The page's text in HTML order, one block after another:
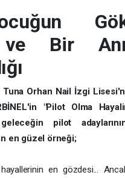
Bir
Tuna Orhan Nail İzgi
"Pilot Olma
pilot
en güzel örneği;
en gözdesi...